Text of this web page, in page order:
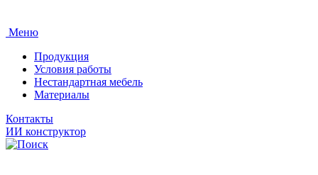
Меню
Продукция
Условия работы
Нестандартная мебель
Материалы
Контакты
ИИ конструктор